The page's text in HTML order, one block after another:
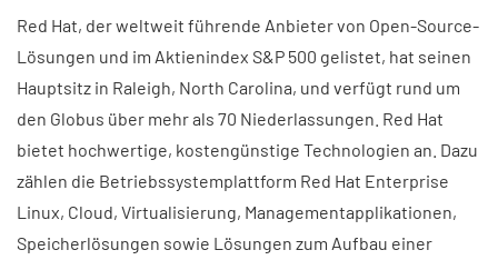
Red Hat, der weltweit führende Anbieter von Open-Source-
Lösungen und im Aktienindex S&P 500 gelistet, hat seinen
Hauptsitz in Raleigh, North Carolina, und verfügt rund um
den Globus über mehr als 70 Niederlassungen. Red Hat
bietet hochwertige, kostengünstige Technologien an. Dazu
zählen die Betriebssystemplattform Red Hat Enterprise
Linux, Cloud, Virtualisierung, Managementapplikationen,
Speicherlösungen sowie Lösungen zum Aufbau einer